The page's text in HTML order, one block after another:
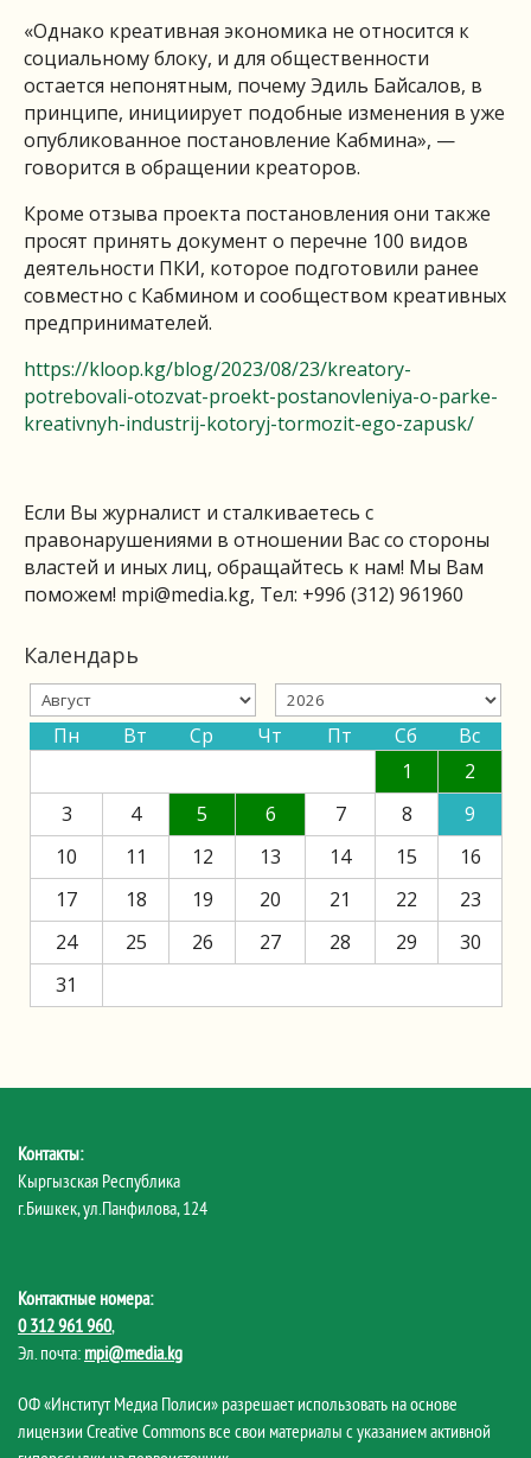
«Однако креативная экономика не относится к
социальному блоку, и для общественности
остается непонятным, почему Эдиль Байсалов, в
принципе, инициирует подобные изменения в уже
опубликованное постановление Кабмина», —
говорится в обращении креаторов.
Кроме отзыва проекта постановления они также
просят принять документ о перечне 100 видов
деятельности ПКИ, которое подготовили ранее
совместно с Кабмином и сообществом креативных
предпринимателей.
https://kloop.kg/blog/2023/08/23/kreatory-
potrebovali-otozvat-proekt-postanovleniya-o-parke-
kreativnyh-industrij-kotoryj-tormozit-ego-zapusk/
Если Вы журналист и сталкиваетесь с
правонарушениями в отношении Вас со стороны
властей и иных лиц, обращайтесь к нам! Мы Вам
поможем! mpi@media.kg, Тел: +996 (312) 961960
Календарь
Пн Вт Ср Чт Пт Сб
Вс
1
2
3
4 5 6 7 8
9
10
11 12 13 14 15
16
17
18 19 20 21 22
23
24
25 26 27 28 29
30
31
Контакты:
Кыргызская Республика
г.Бишкек, ул.Панфилова, 124
Контактные номера:
0 312 961 960,
Эл. почта: mpi@media.kg
ОФ «Институт Медиа Полиси» разрешает использовать на основе
лицензии Creative Commons все свои материалы с указанием активной